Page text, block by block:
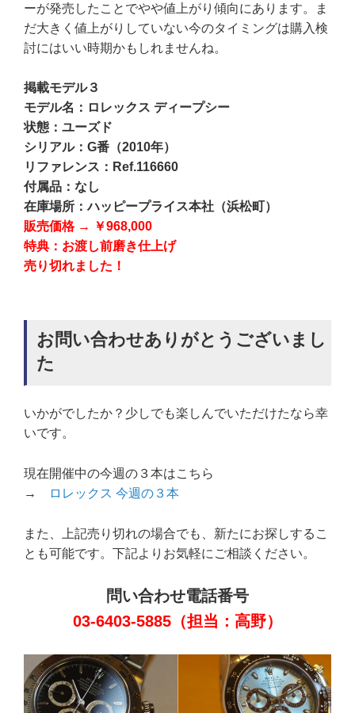
ーが発売したことでやや値上がり傾向にあります。ま
だ大きく値上がりしていない今のタイミングは購入検
討にはいい時期かもしれませんね。
掲載モデル３
モデル名：ロレックス ディープシー
状態：ユーズド
シリアル：G番（2010年）
リファレンス：Ref.116660
付属品：なし
在庫場所：ハッピープライス本社（浜松町）
販売価格 → ￥968,000
特典：お渡し前磨き仕上げ
売り切れました！
お問い合わせありがとうございまし
た
いかがでしたか？少しでも楽しんでいただけたなら幸
いです。
現在開催中の今週の３本はこちら
→
ロレックス 今週の３本
また、上記売り切れの場合でも、新たにお探しするこ
とも可能です。下記よりお気軽にご相談ください。
問い合わせ電話番号
03-6403-5885（担当：高野）